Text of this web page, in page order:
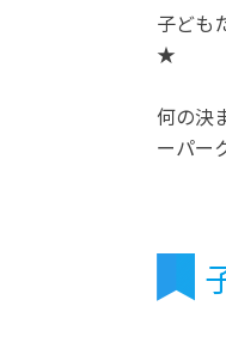
子ども
★
何の決
ーパー